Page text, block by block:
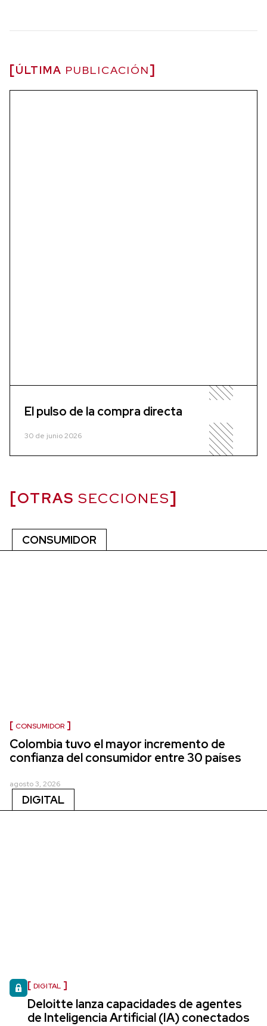
ÚLTIMA PUBLICACIÓN
El pulso de la compra directa
30 de junio 2026
OTRAS SECCIONES
CONSUMIDOR
CONSUMIDOR
Colombia tuvo el mayor incremento de
confianza del consumidor entre 30 países
agosto 3, 2026
DIGITAL
DIGITAL
Deloitte lanza capacidades de agentes
de Inteligencia Artificial (IA) conectados